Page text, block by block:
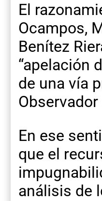
El
Ocampos,
Benítez
“apelación
de una vía
Observador
En ese
que el
análisis de